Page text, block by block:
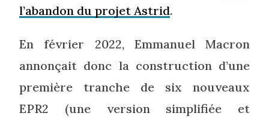
l’abandon du projet Astrid.
En février 2022, Emmanuel Macron
annonçait donc la construction d’une
première tranche de six nouveaux
EPR2 (une version simplifiée et